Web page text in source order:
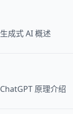
生成式 AI 概述
ChatGPT 原理介绍